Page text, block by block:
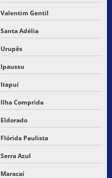
Valentim Gentil
Santa Adélia
Urupês
Ipaussu
Itapuí
Ilha Comprida
Eldorado
Flórida Paulista
Serra Azul
Maracaí